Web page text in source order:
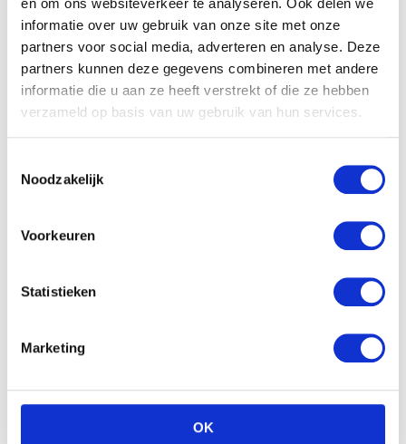
informatie over uw gebruik van onze site met onze
partners voor social media, adverteren en analyse. Deze
partners kunnen deze gegevens combineren met andere
informatie die u aan ze heeft verstrekt of die ze hebben
verzameld op basis van uw gebruik van hun services.
Noodzakelijk
Voorkeuren
Statistieken
Marketing
OK
Gerelateerde producten
Pampers Active Fit Maxi
€11.66
Pampers Baby Dry – Maat
3 Maandbox 198 st.
€49.99